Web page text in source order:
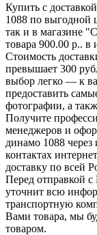
Купить с
1088 по выгодной
так и в магазине
товара 900.00 р.. в
Стоимость
превышает 300
выбор легко — к
предоставить
фотографии, а
Получите
менеджеров и
динамо 1088
контактах
доставку по всей
Перед отправкой
уточнит всю
транспортную
Вами товара, мы
товаром.